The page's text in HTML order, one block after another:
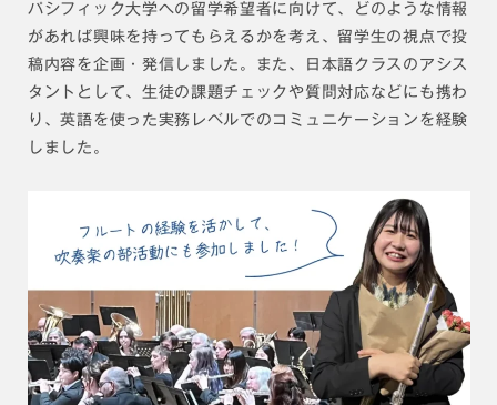
パシフィック大学への留学希望者に向けて、どのような情報
があれば興味を持ってもらえるかを考え、留学生の視点で投
稿内容を企画・発信しました。また、日本語クラスのアシス
タントとして、生徒の課題チェックや質問対応などにも携わ
り、英語を使った実務レベルでのコミュニケーションを経験
しました。